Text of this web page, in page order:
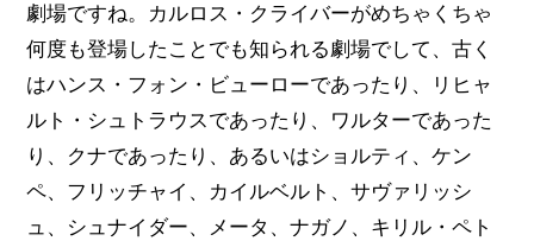
劇場ですね。カルロス・クライバーがめちゃくちゃ
何度も登場したことでも知られる劇場でして、古く
はハンス・フォン・ビューローであったり、リヒャ
ルト・シュトラウスであったり、ワルターであった
り、クナであったり、あるいはショルティ、ケン
ペ、フリッチャイ、カイルベルト、サヴァリッシ
ュ、シュナイダー、メータ、ナガノ、キリル・ペト